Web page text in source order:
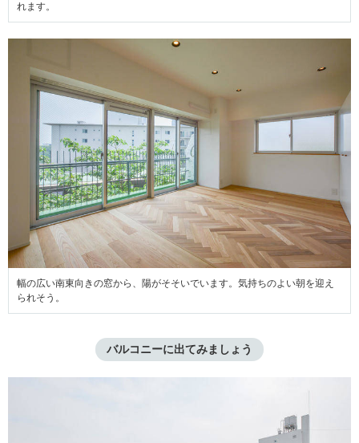
れます。
幅の広い南東向きの窓から、陽がそそいでいます。気持ちのよい朝を迎え
られそう。
バルコニーに出てみましょう